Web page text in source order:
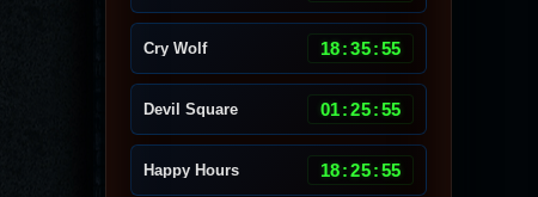
Cry Wolf 18:35:51
Devil Square 01:25:51
Happy Hours 18:25:51